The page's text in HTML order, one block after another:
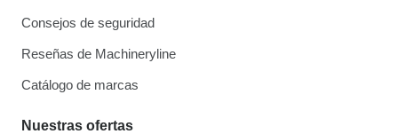
Consejos de seguridad
Reseñas de Machineryline
Catálogo de marcas
Nuestras ofertas